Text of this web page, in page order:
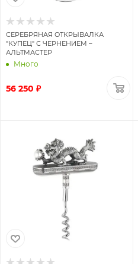
СЕРЕБРЯНАЯ ОТКРЫВАЛКА
"КУПЕЦ" С ЧЕРНЕНИЕМ –
АЛЬТМАСТЕР
Много
56 250 ₽